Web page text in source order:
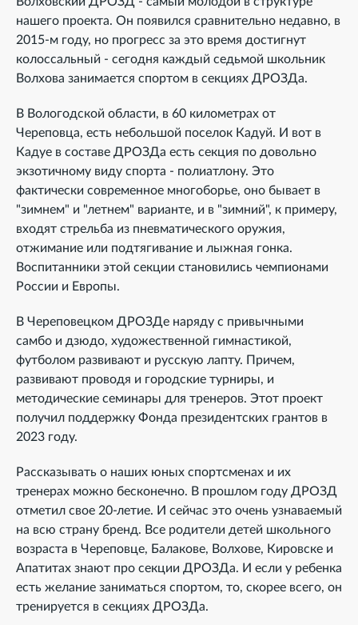
нашего проекта. Он появился сравнительно недавно, в
2015-м году, но прогресс за это время достигнут
колоссальный - сегодня каждый седьмой школьник
Волхова занимается спортом в секциях ДРОЗДа.
В Вологодской области, в 60 километрах от
Череповца, есть небольшой поселок Кадуй. И вот в
Кадуе в составе ДРОЗДа есть секция по довольно
экзотичному виду спорта - полиатлону. Это
фактически современное многоборье, оно бывает в
"зимнем" и "летнем" варианте, и в "зимний", к примеру,
входят стрельба из пневматического оружия,
отжимание или подтягивание и лыжная гонка.
Воспитанники этой секции становились чемпионами
России и Европы.
В Череповецком ДРОЗДе наряду с привычными
самбо и дзюдо, художественной гимнастикой,
футболом развивают и русскую лапту. Причем,
развивают проводя и городские турниры, и
методические семинары для тренеров. Этот проект
получил поддержку Фонда президентских грантов в
2023 году.
Рассказывать о наших юных спортсменах и их
тренерах можно бесконечно. В прошлом году ДРОЗД
отметил свое 20-летие. И сейчас это очень узнаваемый
на всю страну бренд. Все родители детей школьного
возраста в Череповце, Балакове, Волхове, Кировске и
Апатитах знают про секции ДРОЗДа. И если у ребенка
есть желание заниматься спортом, то, скорее всего, он
тренируется в секциях ДРОЗДа.